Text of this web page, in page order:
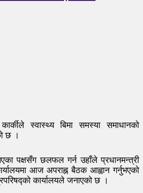
स्वास्थ्य बिमा समस्या समाधानको
छ ।
पक्षसँग छलफल गर्न उहाँले प्रधानमन्त्री
आज अपराह्न बैठक आह्वान गर्नुभएको
कार्यालयले जनाएको छ ।